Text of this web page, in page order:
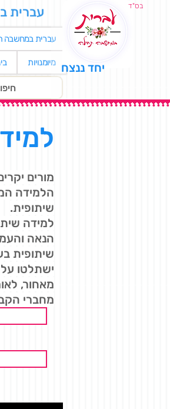
עברית
עברית במחשבה
מיומנויות
בס"ד
יחד ננצח
מורים
הלמידה
שיתופית.
למידה
הנאה
שיתופית
ישתלטו
מאחור,
מחברי